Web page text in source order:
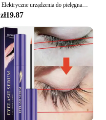
Elektryczne urządzenia do pielęgnacji twarzy Lifting twarzy Przeciwzmarszczkowy masaż twarzy i oczu z kremem do twarzy Introducer Pielęgnacja odmładzania skóry
zł19.87